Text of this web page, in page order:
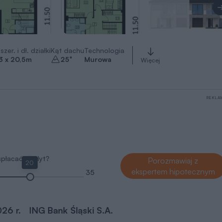
i dł. działki
x 20,5m
Kąt dachu
25°
Technologia
Murowa
Więcej
kredyt?
20
35
Porozmawiaj z
ekspertem hipotecznym
r. ING Bank Śląski S.A.